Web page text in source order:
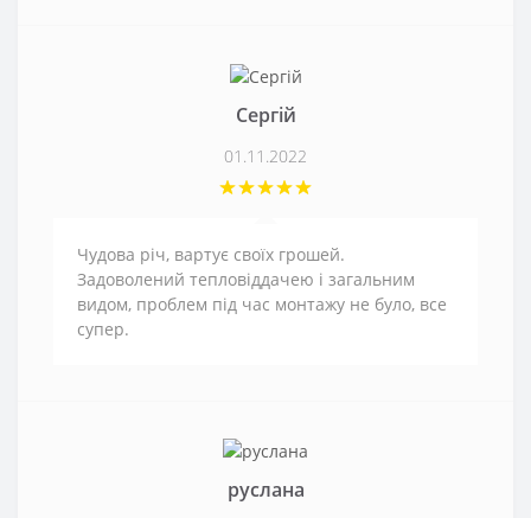
Сергій
01.11.2022
Чудова річ, вартує своїх грошей.
Задоволений тепловіддачею і загальним
видом, проблем під час монтажу не було, все
супер.
руслана